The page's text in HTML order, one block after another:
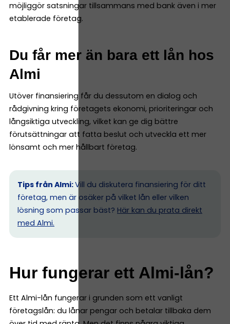
möjliggör satsningar tillsammans med bank även i mer
etablerade företag.
Du får mer än bara ett lån hos
Almi
Utöver finansiering får du dessutom en dialog och
rådgivning kring företagets ekonomi, prioriteringar och
långsiktiga utveckling, vilket kan ge dig bättre
förutsättningar att fatta beslut och utveckla ett mer
lönsamt och mer hållbart företag.
Tips från Almi:Vill du diskutera finansiering för ditt
företag, men är osäker på vilket lån eller vilken
lösning som passar bäst? Här kan du prata direkt
med Almi.
Hur fungerar ett Almi-lån?
Ett Almi-lån fungerar i grunden som ett vanligt
företagslån: du lånar pengar och betalar tillbaka dem